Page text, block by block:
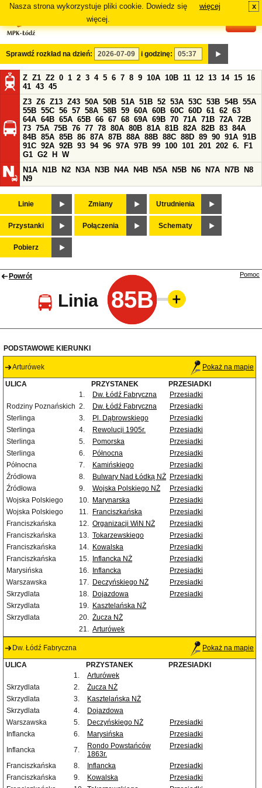
Nasza strona wykorzystuje pliki cookie. Dowiedz się
więcej.
więcej x
Sprawdź rozkład na dzień: i godzinę:
Z Z1 Z2 0 1 2 3 4 5 6 7 8 9 10A 10B 11 12 13 14 15 16
41 43 45
Z3 Z6 Z13 Z43 50A 50B 51A 51B 52 53A 53C 53B 54B 55A
55B 55C 56 57 58A 58B 59 60A 60B 60C 60D 61 62 63
64A 64B 65A 65B 66 67 68 69A 69B 70 71A 71B 72A 72B
73 75A 75B 76 77 78 80A 80B 81A 81B 82A 82B 83 84A
84B 85A 85B 86 87A 87B 88A 88B 88C 88D 89 90 91A 91B
91C 92A 92B 93 94 96 97A 97B 99 100 101 201 202 6.
F1
G1 G2 H
W
N1A
N1B N2 N3A N3B N4A N4B N5A N5B N6 N7A N7B
N8
N9
Linie Zmiany Utrudnienia
Przystanki Połączenia Schematy
Pobierz
Powrót
Linia 85B
Pomoc
PODSTAWOWE KIERUNKI
Arturówek Pokaż na mapie
ULICA PRZYSTANEK
PRZESIADKI
1.
Dw. Łódź Fabryczna
Przesiadki
Rodziny Poznańskich 2. Dw. Łódź Fabryczna
Przesiadki
Sterlinga
3. Pl. Dąbrowskiego
Przesiadki
Sterlinga
4. Rewolucji 1905r.
Przesiadki
Sterlinga
5. Pomorska
Przesiadki
Sterlinga
6. Północna
Przesiadki
Północna
7. Kamińskiego
Przesiadki
Źródłowa
8. Bulwary Nad Łódką NŻ Przesiadki
Źródłowa
9. Wojska Polskiego NŻ
Przesiadki
Wojska Polskiego
10. Marynarska
Przesiadki
Wojska Polskiego
11. Franciszkańska
Przesiadki
Franciszkańska
12. Organizacji WiN NŻ
Przesiadki
Franciszkańska
13. Tokarzewskiego
Przesiadki
Franciszkańska
14. Kowalska
Przesiadki
Franciszkańska
15. Inflancka NŻ
Przesiadki
Marysińska
16. Inflancka
Przesiadki
Warszawska
17. Deczyńskiego NŻ
Przesiadki
Skrzydlata
18. Dojazdowa
Przesiadki
Skrzydlata
19. Kasztelańska NŻ
Skrzydlata
20. Żucza NŻ
21. Arturówek
Dw. Łódź Fabryczna Pokaż na mapie
ULICA PRZYSTANEK
PRZESIADKI
1.
Arturówek
Skrzydlata
2.
Żucza NŻ
Skrzydlata
3.
Kasztelańska NŻ
Skrzydlata
4.
Dojazdowa
Warszawska
5. Deczyńskiego NŻ
Przesiadki
Inflancka
6. Marysińska
Przesiadki
Inflancka
7.
Rondo Powstańców
1863r.
Przesiadki
Franciszkańska 8. Inflancka
Przesiadki
Franciszkańska
9. Kowalska
Przesiadki